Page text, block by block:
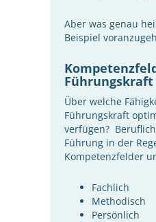
Aber was genau
Beispiel
Führungskraft
Über welche
Führungskraft
verfügen?
Führung in der
Kompetenzfelder
Fachlich
Methodisch
Persönlich